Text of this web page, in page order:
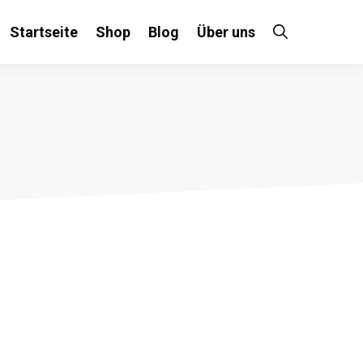
Startseite Shop Blog Über uns